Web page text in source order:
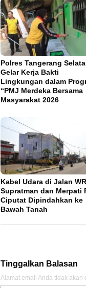
Polres Tangerang
Gelar Kerja Bakti
Lingkungan dalam
“PMJ Merdeka Bersama
Masyarakat 2026
Kabel Udara di Jalan WR
Supratman dan Merpati
Ciputat Dipindahkan ke
Bawah Tanah
Tinggalkan Balasan
Alamat email Anda tidak akan